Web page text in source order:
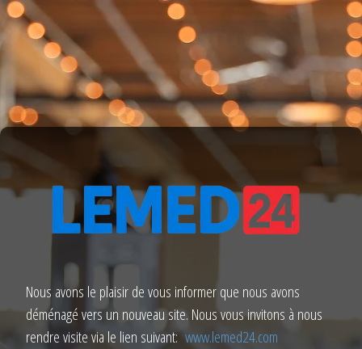
Nous avons le plaisir de vous informer que nous avons
déménagé vers un nouveau site. Nous vous invitons à nous
rendre visite via le lien suivant:www.lemed24.com